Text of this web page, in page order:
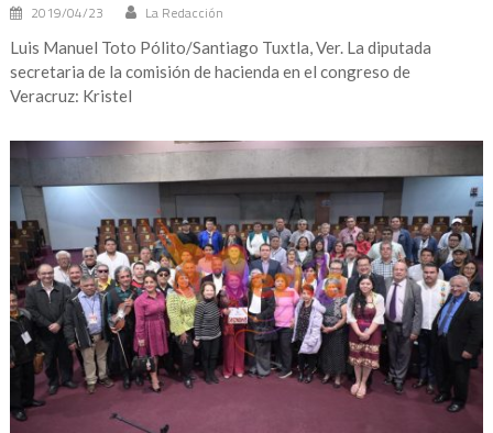
2019/04/23 La Redacción
Luis Manuel Toto Pólito/Santiago Tuxtla, Ver. La diputada
secretaria de la comisión de hacienda en el congreso de
Veracruz: Kristel